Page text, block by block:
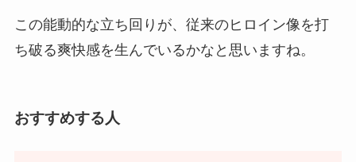
この能動的な立ち回りが、従来のヒロイン像を打
ち破る爽快感を生んでいるかなと思いますね。
おすすめする人